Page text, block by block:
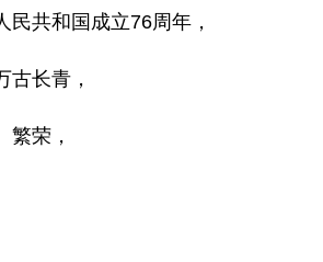
民共和国成立76周年，
古长青，
繁荣，